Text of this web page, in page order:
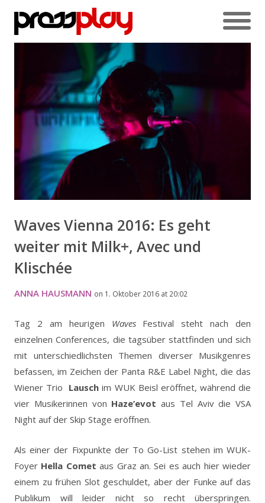
Waves Vienna 2016: Es geht
weiter mit Milk+, Avec und
Klischée
ANNA HAUSMANN on 1. Oktober 2016 at 20:02
Tag 2 am heurigen WavesFestival steht nach den
einzelnen Conferences, die tagsüber stattfinden und sich
mit unterschiedlichsten Themen diverser Musikgenres
befassen, im Zeichen der Panta R&E Label Night, die das
Wiener Trio Lausch im WUK Beisl eröffnet, während die
vier Musikerinnen von Haze’evot aus Tel Aviv die VSA
Night auf der Skip Stage eröffnen.
Als einer der Fixpunkte der To Go-List stehen im WUK-
Foyer Hella Comet aus Graz an. Sei es auch hier wieder
einem zu frühen Slot geschuldet, aber der Funke auf das
Publikum will leider nicht so recht überspringen.